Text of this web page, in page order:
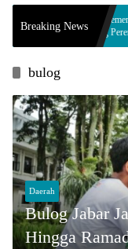
Breaking News
Semarak Kemerdekaan di Ciater
Jadi Ajang Pererat Kekompakan
bulog
Daerah
Bulog Jabar
Hingga